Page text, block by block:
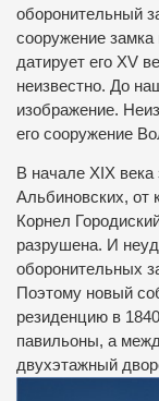
оборонительный
сооружение
датирует его XV
неизвестно. До
изображение.
его сооружение
В начале XIX
Альбиновских, от
Корнел
разрушена. И
оборонительных
Поэтому новый
резиденцию в
павильоны, а
двухэтажный